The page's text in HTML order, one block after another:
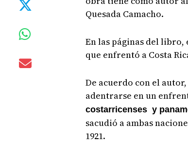
Quesada Camacho.
En las páginas del
que enfrentó a Costa
De acuerdo con el
adentrarse en un
costarricenses y
sacudió a ambas
1921.